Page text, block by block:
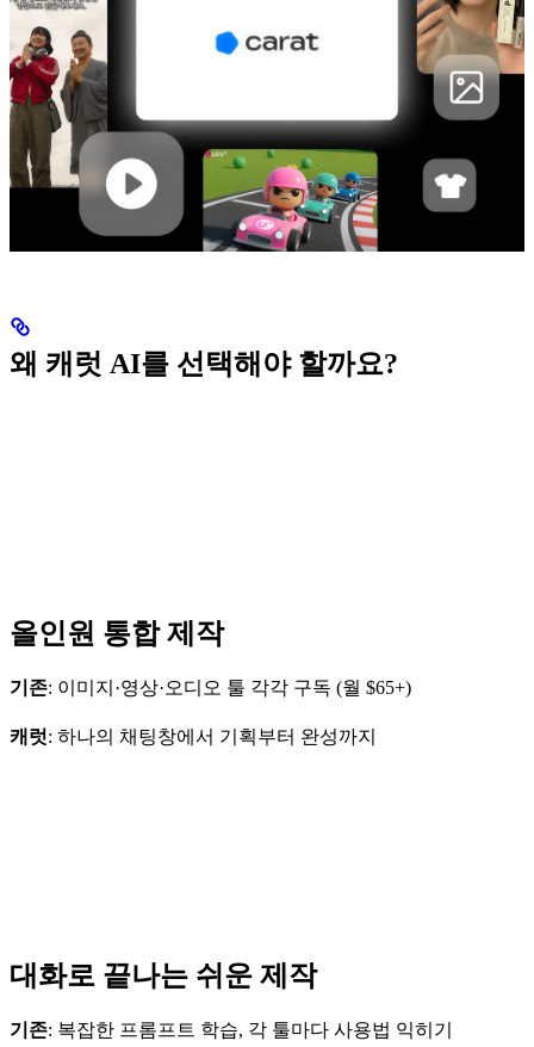
왜 캐럿 AI를 선택해야 할까요?
올인원 통합 제작
기존: 이미지·영상·오디오 툴 각각 구독 (월 $65+)
캐럿: 하나의 채팅창에서 기획부터 완성까지
대화로 끝나는 쉬운 제작
기존: 복잡한 프롬프트 학습, 각 툴마다 사용법 익히기